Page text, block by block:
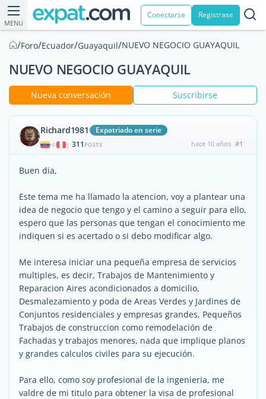
MENU
Conectarse Registrase
/Foro/Ecuador/Guayaquil/NUEVO NEGOCIO GUAYAQUIL
NUEVO NEGOCIO GUAYAQUIL
Nueva conversación Suscribirse
Richard1981 Expatriado en serie
| 311 POSTS hace 10 años #1
Buen dia,
Este tema me ha llamado la atencion, voy a plantear una
idea de negocio que tengo y el camino a seguir para ello,
espero que las personas que tengan el conocimiento me
indiquen si es acertado o si debo modificar algo.
Me interesa iniciar una pequeña empresa de servicios
multiples, es decir, Trabajos de Mantenimiento y
Reparacion Aires acondicionados a domicilio,
Desmalezamiento y poda de Areas Verdes y Jardines de
Conjuntos residenciales y empresas grandes, Pequeños
Trabajos de construccion como remodelación de
Fachadas y trabajos menores, nada que implique planos
y grandes calculos civiles para su ejecución.
Para ello, como soy profesional de la ingenieria, me
valdre de mi titulo para obtener la visa de profesional